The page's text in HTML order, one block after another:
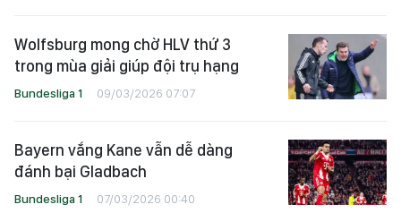
Wolfsburg mong chờ HLV thứ 3
trong mùa giải giúp đội trụ hạng
Bundesliga 1 09/03/2026 07:07
Bayern vắng Kane vẫn dễ dàng
đánh bại Gladbach
Bundesliga 1 07/03/2026 00:40